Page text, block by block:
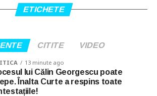
ETICHETE
CITITE VIDEO
13 minute ago
lui Călin Georgescu poate
Înalta Curte a respins toate